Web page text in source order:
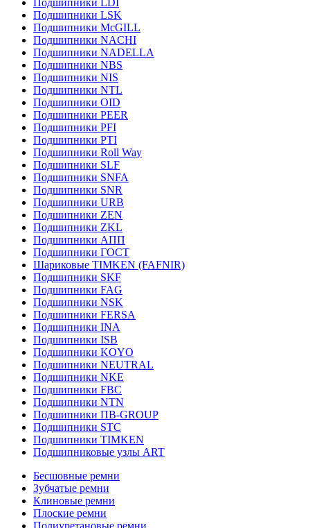
Подшипники LDI
Подшипники LSK
Подшипники McGILL
Подшипники NACHI
Подшипники NADELLA
Подшипники NBS
Подшипники NIS
Подшипники NTL
Подшипники OID
Подшипники PEER
Подшипники PFI
Подшипники PTI
Подшипники Roll Way
Подшипники SLF
Подшипники SNFA
Подшипники SNR
Подшипники URB
Подшипники ZEN
Подшипники ZKL
Подшипники АПП
Подшипники ГОСТ
Шариковые ТІMKEN (FAFNIR)
Подшипники SKF
Подшипники FAG
Подшипники NSK
Подшипники FERSA
Подшипники INA
Подшипники ISB
Подшипники KOYO
Подшипники NEUTRAL
Подшипники NKE
Подшипники FBC
Подшипники NTN
Подшипники ПВ-GROUP
Подшипники STC
Подшипники TIMKEN
Подшипниковые узлы ART
Бесшовные ремни
Зубчатые ремни
Клиновые ремни
Плоские ремни
Полиуретановые ремни